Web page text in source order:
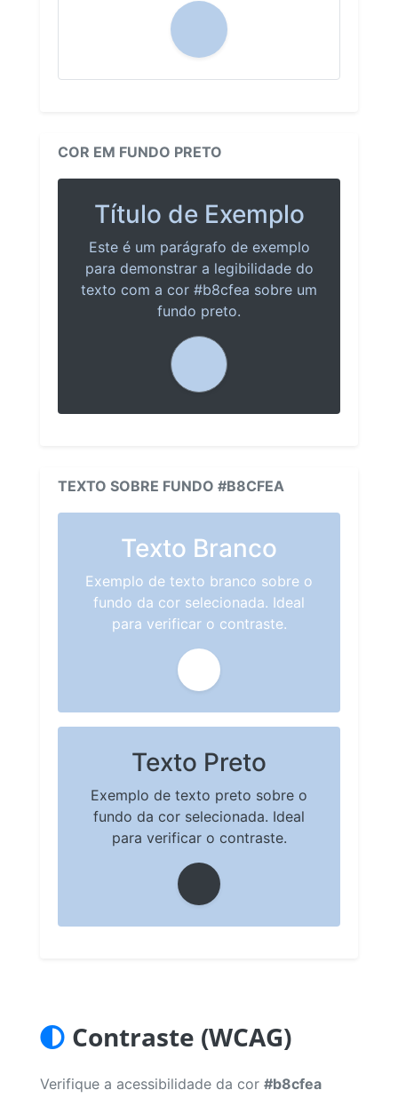
COR EM FUNDO PRETO
Título de Exemplo
Este é um parágrafo de exemplo
para demonstrar a legibilidade do
texto com a cor #b8cfea sobre um
fundo preto.
TEXTO SOBRE FUNDO #B8CFEA
Texto Branco
Exemplo de texto branco sobre o
fundo da cor selecionada. Ideal
para verificar o contraste.
Texto Preto
Exemplo de texto preto sobre o
fundo da cor selecionada. Ideal
para verificar o contraste.
Contraste (WCAG)
Verifique a acessibilidade da cor #b8cfea